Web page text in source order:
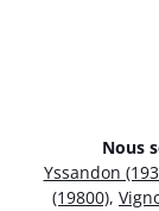
Nous
Yssandon
(19800),